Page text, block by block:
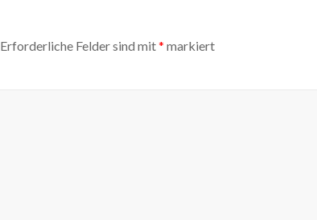
Erforderliche Felder sind mit* markiert